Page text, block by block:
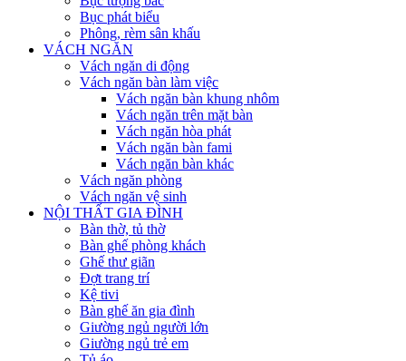
Bục phát biểu
Phông, rèm sân khấu
VÁCH NGĂN
Vách ngăn di động
Vách ngăn bàn làm việc
Vách ngăn bàn khung nhôm
Vách ngăn trên mặt bàn
Vách ngăn hòa phát
Vách ngăn bàn fami
Vách ngăn bàn khác
Vách ngăn phòng
Vách ngăn vệ sinh
NỘI THẤT GIA ĐÌNH
Bàn thờ, tủ thờ
Bàn ghế phòng khách
Ghế thư giãn
Đợt trang trí
Kệ tivi
Bàn ghế ăn gia đình
Giường ngủ người lớn
Giường ngủ trẻ em